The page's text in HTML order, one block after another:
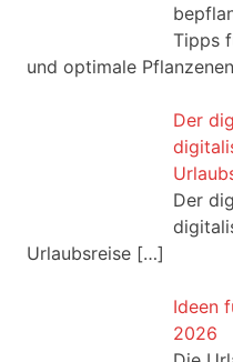
Tipps
und optimale
Der
Der
Urlaubsreise […]
Ideen
2026